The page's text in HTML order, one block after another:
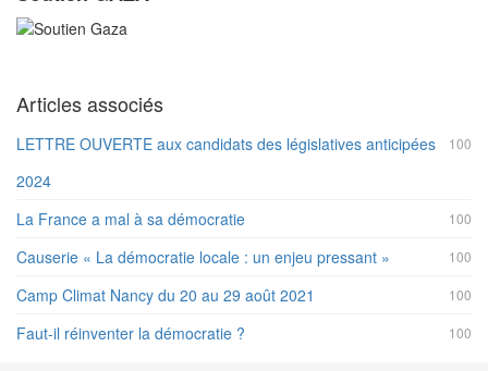
Articles associés
100
LETTRE OUVERTE aux candidats des législatives anticipées
2024
100
La France a mal à sa démocratie
100
Causerie « La démocratie locale : un enjeu pressant »
100
Camp Climat Nancy du 20 au 29 août 2021
100
Faut-il réinventer la démocratie ?